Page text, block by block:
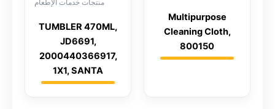
منتجات خدمات الإطعام
TUMBLER 470ML,
JD6691,
2000440366917,
1X1, SANTA
Multipurpose
Cleaning Cloth,
800150